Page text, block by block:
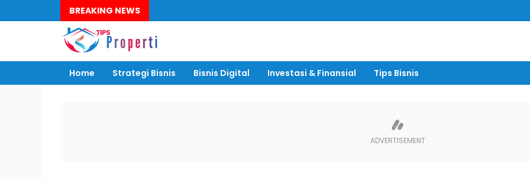
BREAKING NEWS
Home Strategi Bisnis Bisnis Digital Investasi & Finansial Tips Bisnis